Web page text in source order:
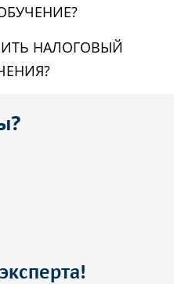
НАЛОГОВЫЙ